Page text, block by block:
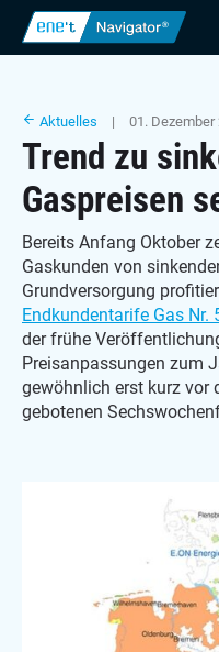
Aktuelles | 01. Dezember
Trend zu
Gaspreisen
Bereits Anfang Oktober
Gaskunden von
Grundversorgung
Endkundentarife Gas Nr.
der frühe
Preisanpassungen zum
gewöhnlich erst kurz vor
gebotenen